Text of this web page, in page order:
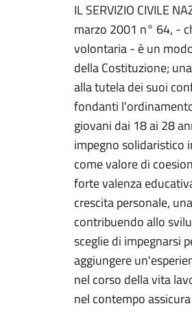
IL SERVIZIO CIVILE
marzo 2001 n° 64, -
volontaria - è un
della Costituzione;
alla tutela dei suoi
fondanti
giovani dai 18 ai 28
impegno solidaristico
come valore di
forte valenza
crescita personale,
contribuendo allo
sceglie di impegnarsi
aggiungere
nel corso della vita
nel contempo